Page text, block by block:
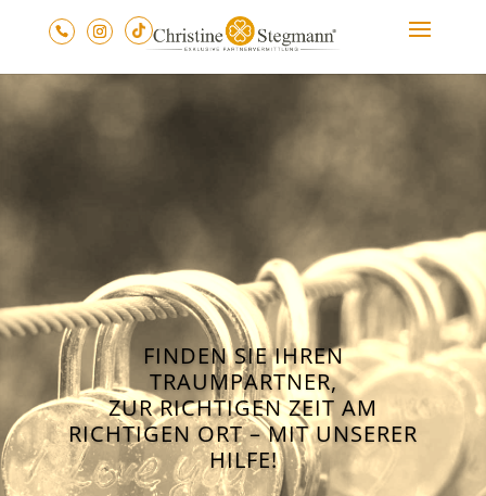
FINDEN SIE IHREN
TRAUMPARTNER,
ZUR RICHTIGEN ZEIT AM
RICHTIGEN ORT – MIT UNSERER
HILFE!